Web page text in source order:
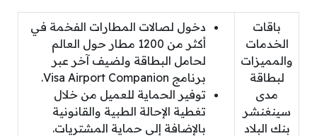
باقات
الخدمات
والمميزات
لبطاقة
مدى
سينغنشر
بنك البلاد
دخول لصالات المطارات الفخمة في
أكثر من 1200 مطار حول العالم
لحامل البطاقة ولضيف آخر عبر
برنامج Visa Airport Companion.
توفير الحماية للعميل من خلال
تغطية الإحالة الطبية والقانونية
بالإضافة إلى حماية المشتريات.